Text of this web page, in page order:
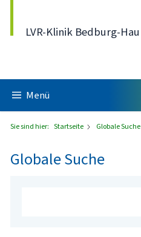
LVR-Klinik Bedburg-Hau
Menü
Sie sind hier: Startseite Globale Suche
Globale Suche